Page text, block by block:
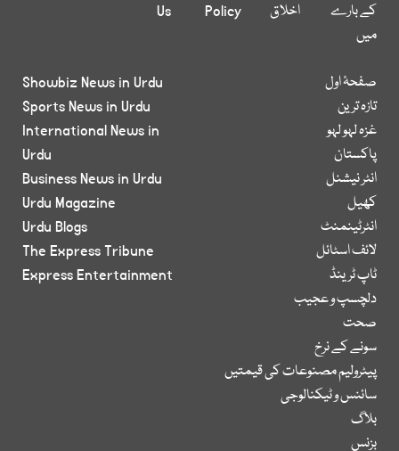
کے بارے
میں
اخلاق
Policy
Us
صفحۂ اول
تازہ ترین
غزہ لہو لہو
پاکستان
انٹر نیشنل
کھیل
انٹرٹینمنٹ
لائف اسٹائل
ٹاپ ٹرینڈ
دلچسپ و عجیب
صحت
سونے کے نرخ
پیٹرولیم مصنوعات کی قیمتیں
سائنس و ٹیکنالوجی
بلاگ
بزنس
Showbiz News in Urdu
Sports News in Urdu
International News in
Urdu
Business News in Urdu
Urdu Magazine
Urdu Blogs
The Express Tribune
Express Entertainment